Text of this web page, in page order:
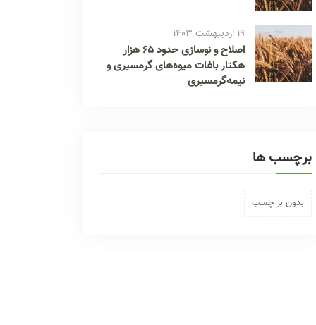
19 اردیبهشت 1403
اصلاح و نوسازی حدود ۶۵ هزار
هکتار باغات میوه‌های گرمسیری و
نیمه‌گرمسیری
برچسب ها
بدون بر چسب